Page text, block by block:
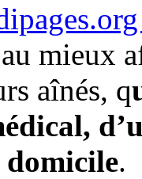
mieux
aînés, q
domicile.